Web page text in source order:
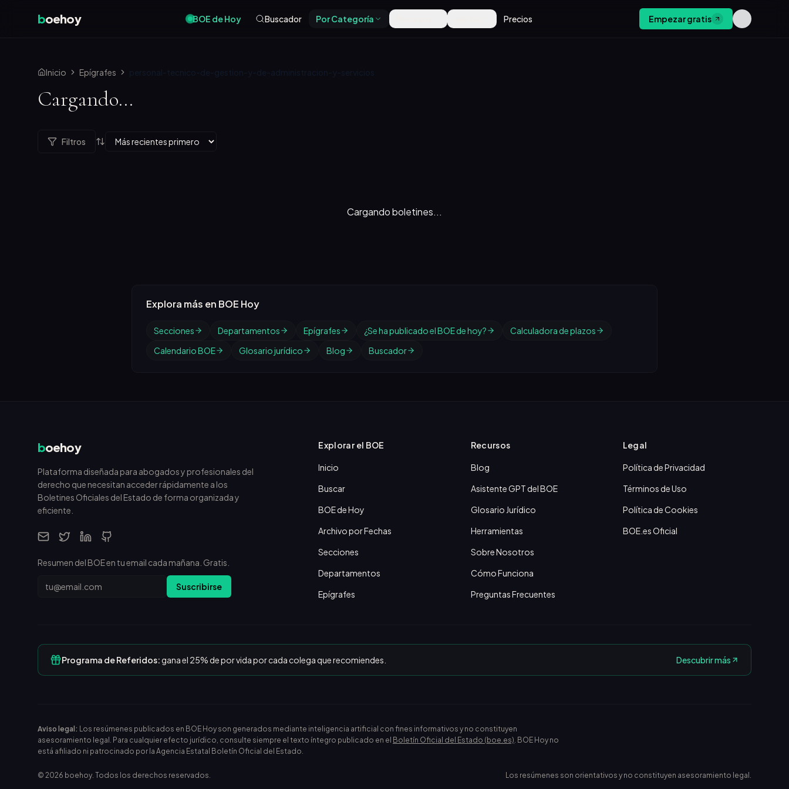
boehoy BOE de Hoy Buscador Por Categoría Precios Empezar gratis
Inicio Epígrafes personal-tecnico-de-gestion-y-de-administracion-y-servicios
Cargando...
Filtros
Cargando boletines...
Explora más en BOE Hoy
Secciones Departamentos Epígrafes ¿Se ha publicado el BOE de hoy?
Calculadora de plazos
Calendario BOE
Glosario jurídico Blog Buscador
boehoy
Plataforma diseñada para abogados y profesionales del
derecho que necesitan acceder rápidamente a los
Boletines Oficiales del Estado de forma organizada y
eficiente.
Resumen del BOE en tu email cada mañana. Gratis.
Email Suscribirse
Explorar el BOE
Inicio
Buscar
BOE de Hoy
Archivo por Fechas
Secciones
Departamentos
Epígrafes
Recursos
Blog
Asistente GPT del BOE
Glosario Jurídico
Herramientas
Sobre Nosotros
Cómo Funciona
Preguntas Frecuentes
Legal
Política de Privacidad
Términos de Uso
Política de Cookies
BOE.es Oficial
Programa de Referidos:gana el 25% de por vida por cada colega que recomiendes. Descubrir más
Aviso legal: Los resúmenes publicados en BOE Hoy son generados mediante inteligencia artificial con fines informativos y no constituyen
asesoramiento legal. Para cualquier efecto jurídico, consulte siempre el texto íntegro publicado en el Boletín Oficial del Estado (boe.es). BOE Hoy no
está afiliado ni patrocinado por la Agencia Estatal Boletín Oficial del Estado.
© 2026 boehoy. Todos los derechos reservados. Los resúmenes son orientativos y no constituyen asesoramiento legal.